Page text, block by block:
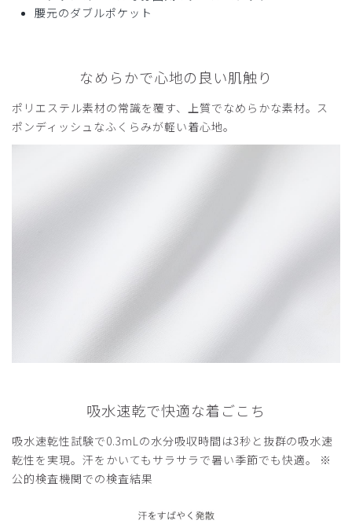
腰元のダブルポケット
なめらかで心地の良い肌触り
ポリエステル素材の常識を覆す、上質でなめらかな素材。ス
ポンディッシュなふくらみが軽い着心地。
吸水速乾で快適な着ごこち
吸水速乾性試験で0.3mLの水分吸収時間は3秒と抜群の吸水速
乾性を実現。汗をかいてもサラサラで暑い季節でも快適。 ※
公的検査機関での検査結果